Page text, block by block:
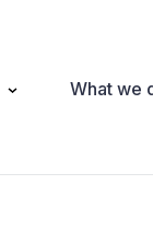
What we